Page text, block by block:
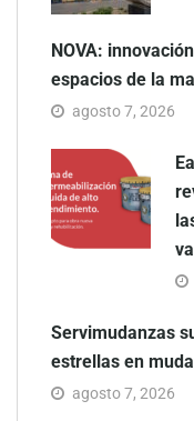
NOVA:
espacios de la
agosto 7, 2026
Servimudanzas
estrellas en
agosto 7, 2026